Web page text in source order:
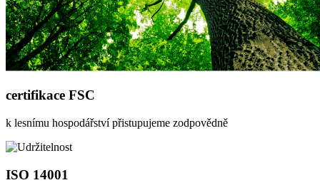
certifikace FSC
k lesnímu hospodářství přistupujeme zodpovědně
ISO 14001